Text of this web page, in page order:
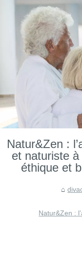
Natur&Zen :
et naturiste
éthique et
Natur&Zen :